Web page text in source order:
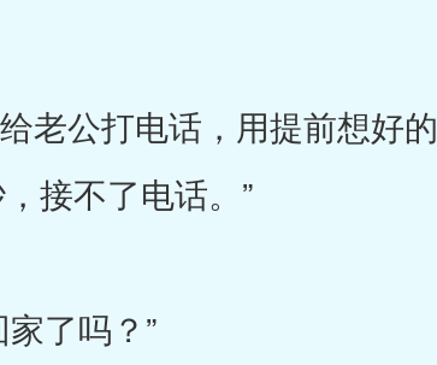
老公打电话，用提前想好的
接不了电话。”
了吗？”